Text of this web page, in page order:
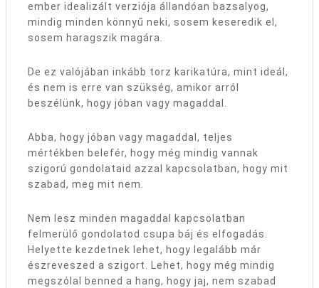
ember idealizált verziója állandóan bazsalyog,
mindig minden könnyű neki, sosem keseredik el,
sosem haragszik magára.
De ez valójában inkább torz karikatúra, mint ideál,
és nem is erre van szükség, amikor arról
beszélünk, hogy jóban vagy magaddal.
Abba, hogy jóban vagy magaddal, teljes
mértékben belefér, hogy még mindig vannak
szigorú gondolataid azzal kapcsolatban, hogy mit
szabad, meg mit nem.
Nem lesz minden magaddal kapcsolatban
felmerülő gondolatod csupa báj és elfogadás.
Helyette kezdetnek lehet, hogy legalább már
észreveszed a szigort. Lehet, hogy még mindig
megszólal benned a hang, hogy jaj, nem szabad